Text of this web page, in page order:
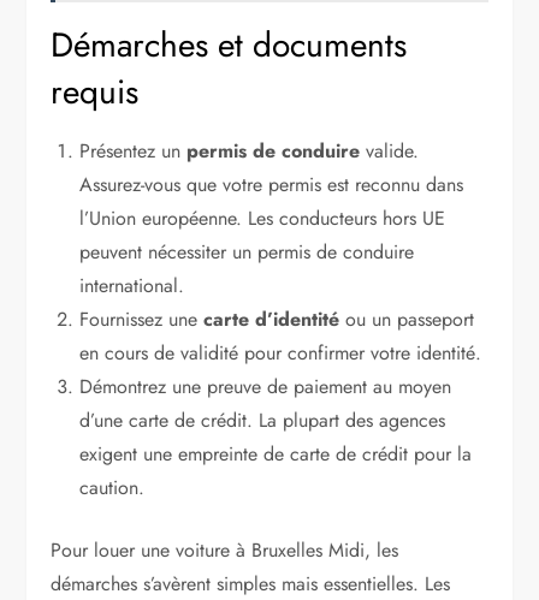
Démarches et documents
requis
Présentez un permis de conduire valide.
Assurez-vous que votre permis est reconnu dans
l’Union européenne. Les conducteurs hors UE
peuvent nécessiter un permis de conduire
international.
Fournissez unecarte d’identité ou un passeport
en cours de validité pour confirmer votre identité.
Démontrez une preuve de paiement au moyen
d’une carte de crédit. La plupart des agences
exigent une empreinte de carte de crédit pour la
caution.
Pour louer une voiture à Bruxelles Midi, les
démarches s’avèrent simples mais essentielles. Les